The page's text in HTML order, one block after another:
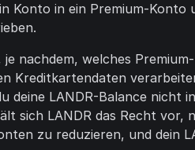
Konto in ein Premium-Konto
nachdem, welches
Kreditkartendaten
deine LANDR-Balance nicht
sich LANDR das Recht vor,
zu reduzieren, und dein